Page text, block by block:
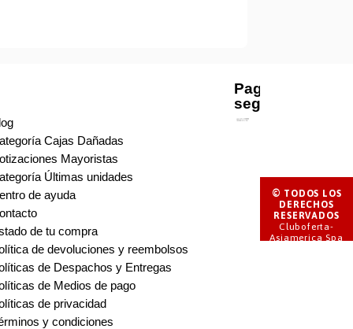
Cajas Dañadas
Mayoristas
Últimas unidades
de ayuda
de tu compra
de devoluciones y reembolsos
de Despachos y Entregas
de Medios de pago
de privacidad
y condiciones
Pago
seguro
© TODOS LOS
DERECHOS
RESERVADOS
Cluboferta-
Asiamerica Spa